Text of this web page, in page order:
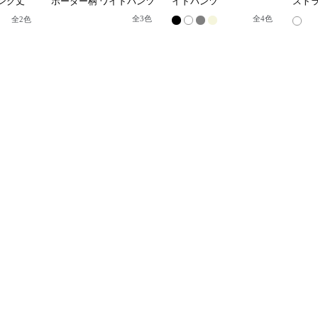
シルエ
全2色 全3色 全4色